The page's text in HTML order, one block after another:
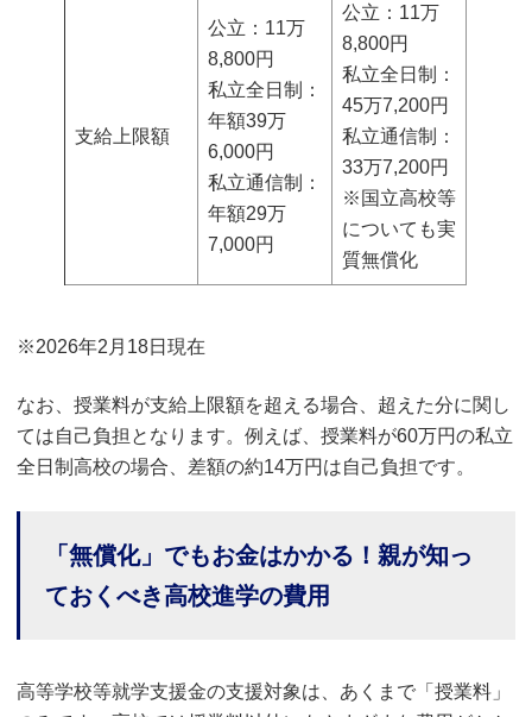
支給上限額
公立：11万
8,800円
私立全日制：
年額39万
6,000円
私立通信制：
年額29万
7,000円
公立：11万
8,800円
私立全日制：
45万7,200円
私立通信制：
33万7,200円
※国立高校等
についても実
質無償化
※2026年2月18日現在
なお、授業料が支給上限額を超える場合、超えた分に関し
ては自己負担となります。例えば、授業料が60万円の私立
全日制高校の場合、差額の約14万円は自己負担です。
「無償化」でもお金はかかる！親が知っ
ておくべき高校進学の費用
高等学校等就学支援金の支援対象は、あくまで「授業料」